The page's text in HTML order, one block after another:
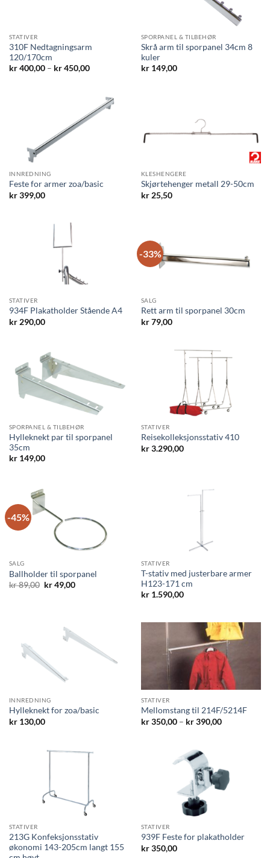
STATIVER
310F Nedtagningsarm
120/170cm
kr400,00 – kr450,00Prisområde:
SPORPANEL & TILBEHØR
Skrå arm til sporpanel 34cm 8
kuler
kr149,00
INNREDNING
Feste for armer zoa/basic
kr399,00
KLESHENGERE
Skjørtehenger metall 29-50cm
kr25,50
STATIVER
934F Plakatholder Stående A4
kr290,00
-33%
SALG
Rett arm til sporpanel 30cm
kr79,00
SPORPANEL & TILBEHØR
Hylleknekt par til sporpanel
35cm
kr149,00
STATIVER
Reisekolleksjonsstativ 410
kr3.290,00
-45%
SALG
Ballholder til sporpanel
kr89,00 Opprinnelig
kr49,00Nåværende
STATIVER
T-stativ med justerbare armer
H123-171 cm
kr1.590,00
INNREDNING
Hylleknekt for zoa/basic
kr130,00
STATIVER
Mellomstang til 214F/5214F
kr350,00 – kr390,00Prisområde:
STATIVER
213G Konfeksjonsstativ
økonomi 143-205cm langt 155
STATIVER
939F Feste for plakatholder
kr350,00